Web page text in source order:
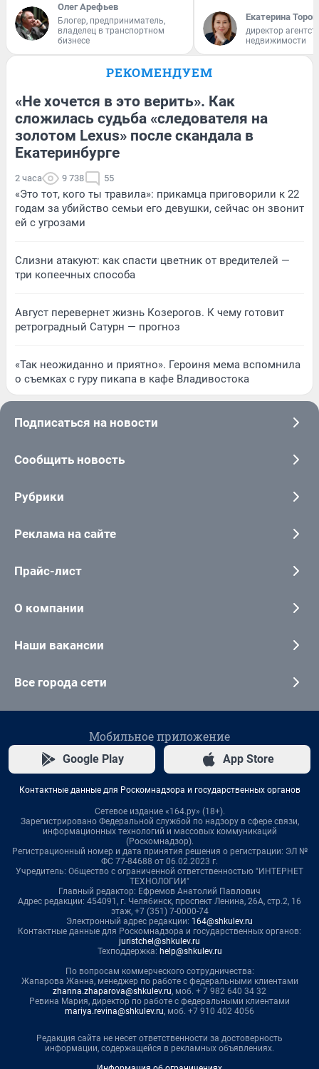
Олег Арефьев
Блогер, предприниматель,
владелец в транспортном
бизнесе
Екатерина
директор
недвижимости
РЕКОМЕНДУЕМ
«Не хочется в это верить». Как
сложилась судьба «следователя на
золотом Lexus» после скандала в
Екатеринбурге
2 часа 9 738 55
«Это тот, кого ты травила»: прикамца приговорили к 22
годам за убийство семьи его девушки, сейчас он звонит
ей с угрозами
Слизни атакуют: как спасти цветник от вредителей —
три копеечных способа
Август перевернет жизнь Козерогов. К чему готовит
ретроградный Сатурн — прогноз
«Так неожиданно и приятно». Героиня мема вспомнила
о съемках с гуру пикапа в кафе Владивостока
Подписаться на новости
Сообщить новость
Рубрики
Реклама на сайте
Прайс-лист
О компании
Наши вакансии
Все города сети
Мобильное приложение
Google Play App Store
Контактные данные для Роскомнадзора и государственных органов
Сетевое издание «164.ру» (18+).
Зарегистрировано Федеральной службой по надзору в сфере связи,
информационных технологий и массовых коммуникаций
(Роскомнадзор).
Регистрационный номер и дата принятия решения о регистрации: ЭЛ №
ФС 77-84688 от 06.02.2023 г.
Учредитель: Общество с ограниченной ответственностью "ИНТЕРНЕТ
ТЕХНОЛОГИИ"
Главный редактор: Ефремов Анатолий Павлович
Адрес редакции: 454091, г. Челябинск, проспект Ленина, 26А, стр.2, 16
этаж, +7 (351) 7-0000-74
Электронный адрес редакции: 164@shkulev.ru
Контактные данные для Роскомнадзора и государственных органов:
juristchel@shkulev.ru
Техподдержка: help@shkulev.ru
По вопросам коммерческого сотрудничества:
Жапарова Жанна, менеджер по работе с федеральными клиентами
zhanna.zhaparova@shkulev.ru, моб. + 7 982 640 34 32
Ревина Мария, директор по работе с федеральными клиентами
mariya.revina@shkulev.ru, моб. +7 910 402 4056
Редакция сайта не несет ответственности за достоверность
информации, содержащейся в рекламных объявлениях.